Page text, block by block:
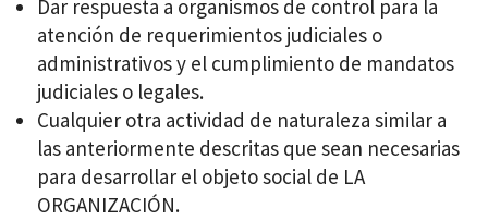
Dar respuesta a organismos de control para la
atención de requerimientos judiciales o
administrativos y el cumplimiento de mandatos
judiciales o legales.
Cualquier otra actividad de naturaleza similar a
las anteriormente descritas que sean necesarias
para desarrollar el objeto social de LA
ORGANIZACIÓN.